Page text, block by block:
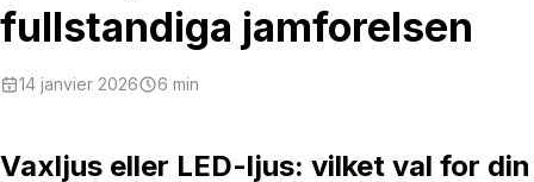
fullstandiga jamforelsen
14 janvier 2026 6 min
Vaxljus eller LED-ljus: vilket val for din